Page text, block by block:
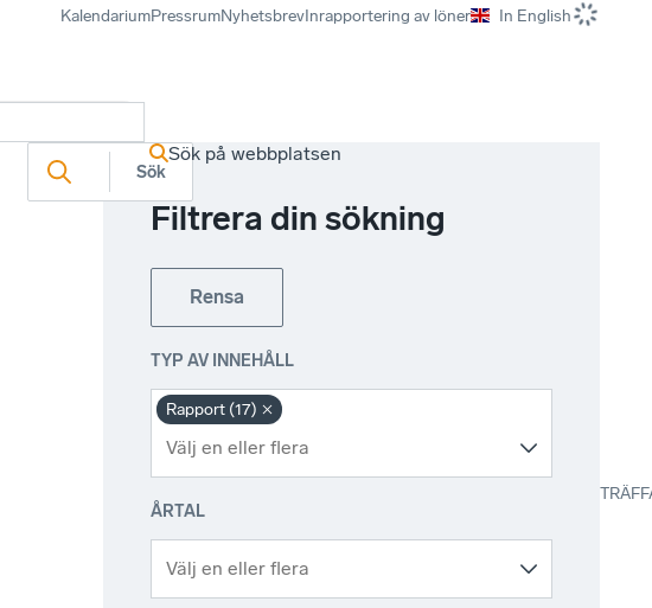
KalendariumPressrumNyhetsbrevInrapportering av löner In English
Sök på webbplatsen
Filtrera din sökning
Rensa
TYP AV INNEHÅLL
Rapport (17)
ÅRTAL
Sök